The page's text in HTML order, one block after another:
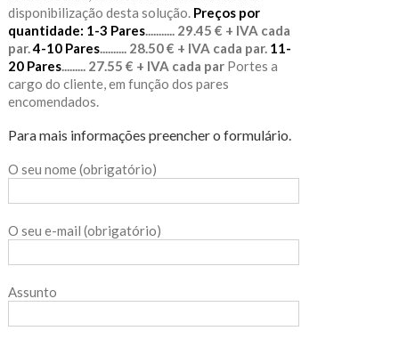
disponibilização desta solução. Preços por
quantidade: 1-3 Pares........... 29.45 € + IVA cada
par. 4-10 Pares.......... 28.50 € + IVA cada par. 11-
20 Pares......... 27.55 € + IVA cada parPortes a
cargo do cliente, em função dos pares
encomendados.
Para mais informações preencher o formulário.
O seu nome (obrigatório)
O seu e-mail (obrigatório)
Assunto